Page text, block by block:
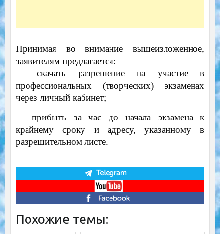
Принимая во внимание вышеизложенное,
заявителям предлагается:
— скачать разрешение на участие в
профессиональных (творческих) экзаменах
через личный кабинет;
— прибыть за час до начала экзамена к
крайнему сроку и адресу, указанному в
разрешительном листе.
Похожие темы: